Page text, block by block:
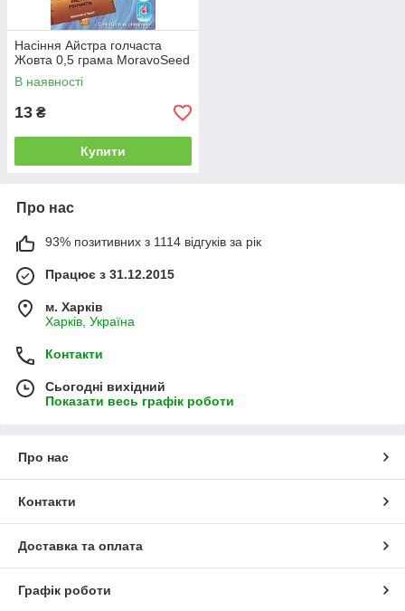
Насіння Айстра голчаста
Жовта 0,5 грама MoravoSeed
В наявності
13 ₴
Купити
Про нас
93% позитивних з 1114 відгуків за рік
Працює з 31.12.2015
м. Харків
Харків, Україна
Контакти
Сьогодні вихідний
Показати весь графік роботи
Про нас
Контакти
Доставка та оплата
Графік роботи